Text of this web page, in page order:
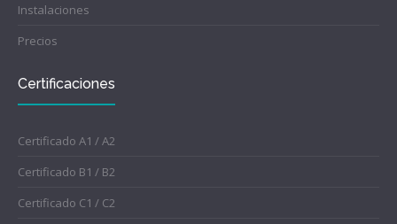
Instalaciones
Precios
Certificaciones
Certificado A1 / A2
Certificado B1 / B2
Certificado C1 / C2